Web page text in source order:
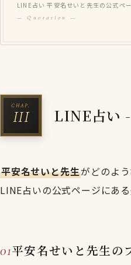
LINE占い 平安名せいと先生の公式ペ
LINE占い
平安名せいと先生がどのよ
LINE占いの公式ページにあ
平安名せいと先生の